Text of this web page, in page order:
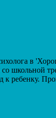
в
со школьной
ребенку.